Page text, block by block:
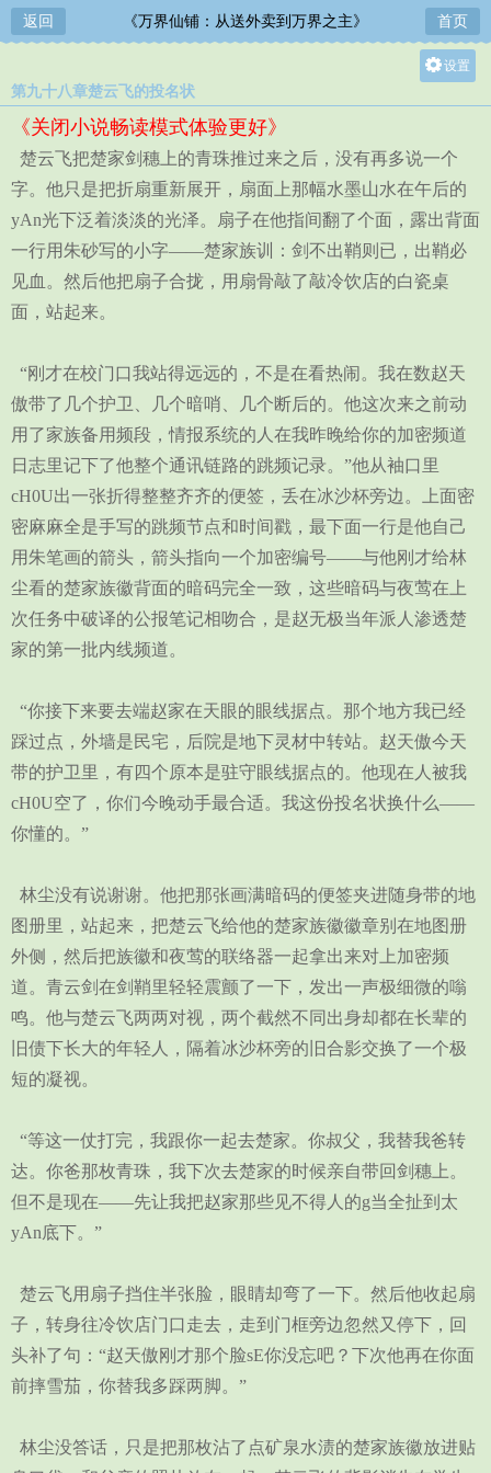
返回 《万界仙铺：从送外卖到万界之主》 首页
设置
中
小
第九十八章楚云飞的投名状
《关闭小说畅读模式体验更好》
楚云飞把楚家剑穗上的青珠推过来之后，没有再多说一个
字。他只是把折扇重新展开，扇面上那幅水墨山水在午后的
yAn光下泛着淡淡的光泽。扇子在他指间翻了个面，露出背面
一行用朱砂写的小字——楚家族训：剑不出鞘则已，出鞘必
见血。然后他把扇子合拢，用扇骨敲了敲冷饮店的白瓷桌
面，站起来。
“刚才在校门口我站得远远的，不是在看热闹。我在数赵天
傲带了几个护卫、几个暗哨、几个断后的。他这次来之前动
用了家族备用频段，情报系统的人在我昨晚给你的加密频道
日志里记下了他整个通讯链路的跳频记录。”他从袖口里
cH0U出一张折得整整齐齐的便签，丢在冰沙杯旁边。上面密
密麻麻全是手写的跳频节点和时间戳，最下面一行是他自己
用朱笔画的箭头，箭头指向一个加密编号——与他刚才给林
尘看的楚家族徽背面的暗码完全一致，这些暗码与夜莺在上
次任务中破译的公报笔记相吻合，是赵无极当年派人渗透楚
家的第一批内线频道。
“你接下来要去端赵家在天眼的眼线据点。那个地方我已经
踩过点，外墙是民宅，后院是地下灵材中转站。赵天傲今天
带的护卫里，有四个原本是驻守眼线据点的。他现在人被我
cH0U空了，你们今晚动手最合适。我这份投名状换什么——
你懂的。”
林尘没有说谢谢。他把那张画满暗码的便签夹进随身带的地
图册里，站起来，把楚云飞给他的楚家族徽徽章别在地图册
外侧，然后把族徽和夜莺的联络器一起拿出来对上加密频
道。青云剑在剑鞘里轻轻震颤了一下，发出一声极细微的嗡
鸣。他与楚云飞两两对视，两个截然不同出身却都在长辈的
旧债下长大的年轻人，隔着冰沙杯旁的旧合影交换了一个极
短的凝视。
“等这一仗打完，我跟你一起去楚家。你叔父，我替我爸转
达。你爸那枚青珠，我下次去楚家的时候亲自带回剑穗上。
但不是现在——先让我把赵家那些见不得人的g当全扯到太
yAn底下。”
楚云飞用扇子挡住半张脸，眼睛却弯了一下。然后他收起扇
子，转身往冷饮店门口走去，走到门框旁边忽然又停下，回
头补了句：“赵天傲刚才那个脸sE你没忘吧？下次他再在你面
前摔雪茄，你替我多踩两脚。”
林尘没答话，只是把那枚沾了点矿泉水渍的楚家族徽放进贴